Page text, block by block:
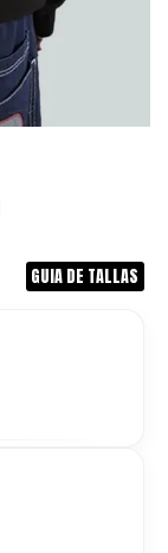
GUIA DE TALLAS